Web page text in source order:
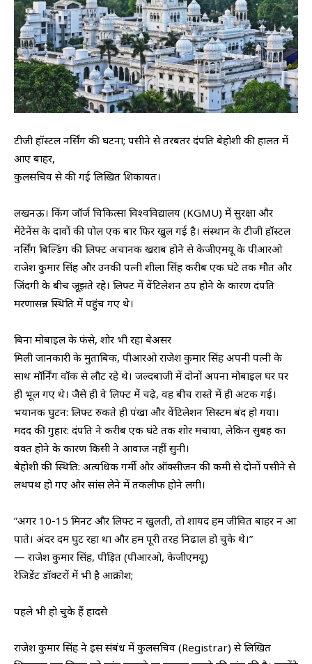
टीजी हॉस्टल नर्सिंग की घटना; पसीने से तरबतर दंपति बेहोशी की हालत में
आए बाहर,
कुलसचिव से की गई लिखित शिकायत।
​लखनऊ। किंग जॉर्ज चिकित्सा विश्वविद्यालय (KGMU) में सुरक्षा और
मेंटेनेंस के दावों की पोल एक बार फिर खुल गई है। संस्थान के टीजी हॉस्टल
नर्सिंग बिल्डिंग की लिफ्ट अचानक खराब होने से केजीएमयू के पीआरओ
राजेश कुमार सिंह और उनकी पत्नी शीला सिंह करीब एक घंटे तक मौत और
जिंदगी के बीच जूझते रहे। लिफ्ट में वेंटिलेशन ठप होने के कारण दंपति
मरणासन्न स्थिति में पहुंच गए थे।
​बिना मोबाइल के फंसे, शोर भी रहा बेअसर
​मिली जानकारी के मुताबिक, पीआरओ राजेश कुमार सिंह अपनी पत्नी के
साथ मॉर्निंग वॉक से लौट रहे थे। जल्दबाजी में दोनों अपना मोबाइल घर पर
ही भूल गए थे। जैसे ही वे लिफ्ट में चढ़े, वह बीच रास्ते में ही अटक गई।
​भयानक घुटन: लिफ्ट रुकते ही पंखा और वेंटिलेशन सिस्टम बंद हो गया।
​मदद की गुहार: दंपति ने करीब एक घंटे तक शोर मचाया, लेकिन सुबह का
वक्त होने के कारण किसी ने आवाज नहीं सुनी।
​बेहोशी की स्थिति: अत्यधिक गर्मी और ऑक्सीजन की कमी से दोनों पसीने से
लथपथ हो गए और सांस लेने में तकलीफ होने लगी।
​”अगर 10-15 मिनट और लिफ्ट न खुलती, तो शायद हम जीवित बाहर न आ
पाते। अंदर दम घुट रहा था और हम पूरी तरह निढाल हो चुके थे।”
— राजेश कुमार सिंह, पीड़ित (पीआरओ, केजीएमयू)
​रेजिडेंट डॉक्टरों में भी है आक्रोश;
पहले भी हो चुके हैं हादसे
​राजेश कुमार सिंह ने इस संबंध में कुलसचिव (Registrar) से लिखित